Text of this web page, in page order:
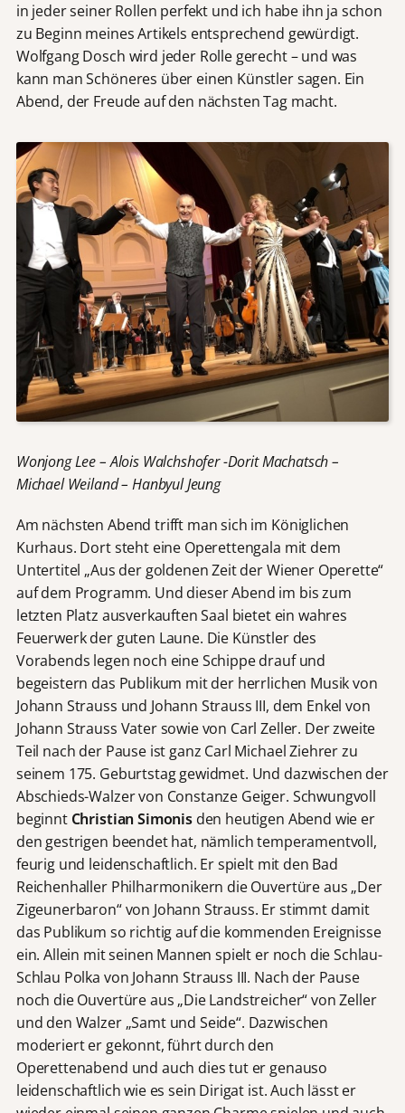
in jeder seiner Rollen perfekt und ich habe ihn ja schon
zu Beginn meines Artikels entsprechend gewürdigt.
Wolfgang Dosch wird jeder Rolle gerecht – und was
kann man Schöneres über einen Künstler sagen. Ein
Abend, der Freude auf den nächsten Tag macht.
Wonjong Lee – Alois Walchshofer -Dorit Machatsch –
Michael Weiland – Hanbyul Jeung
Am nächsten Abend trifft man sich im Königlichen
Kurhaus. Dort steht eine Operettengala mit dem
Untertitel „Aus der goldenen Zeit der Wiener Operette“
auf dem Programm. Und dieser Abend im bis zum
letzten Platz ausverkauften Saal bietet ein wahres
Feuerwerk der guten Laune. Die Künstler des
Vorabends legen noch eine Schippe drauf und
begeistern das Publikum mit der herrlichen Musik von
Johann Strauss und Johann Strauss III, dem Enkel von
Johann Strauss Vater sowie von Carl Zeller. Der zweite
Teil nach der Pause ist ganz Carl Michael Ziehrer zu
seinem 175. Geburtstag gewidmet. Und dazwischen der
Abschieds-Walzer von Constanze Geiger. Schwungvoll
beginnt Christian Simonisden heutigen Abend wie er
den gestrigen beendet hat, nämlich temperamentvoll,
feurig und leidenschaftlich. Er spielt mit den Bad
Reichenhaller Philharmonikern die Ouvertüre aus „Der
Zigeunerbaron“ von Johann Strauss. Er stimmt damit
das Publikum so richtig auf die kommenden Ereignisse
ein. Allein mit seinen Mannen spielt er noch die Schlau-
Schlau Polka von Johann Strauss III. Nach der Pause
noch die Ouvertüre aus „Die Landstreicher“ von Zeller
und den Walzer „Samt und Seide“. Dazwischen
moderiert er gekonnt, führt durch den
Operettenabend und auch dies tut er genauso
leidenschaftlich wie es sein Dirigat ist. Auch lässt er